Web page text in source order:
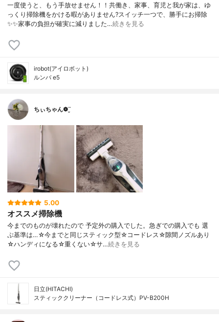
一度使うと、もう手放せません！！共働き、家事、育児と我が家は、ゆ
っくり掃除機をかける暇がありません?スイッチ一つで、勝手にお掃除
✨✨家事の負担が確実に減りました…続きを見る
irobot(アイロボット)
ルンバ e5
ちぃちゃん❁¨̮
5.00
オススメ掃除機
今までのものが壊れたので 予定外の購入でした。急ぎでの購入でも 選
ぶ基準は…☆今までと同じスティック型☆コードレス☆隙間ノズルあり
☆ハンディになる☆重くない☆サ…続きを見る
日立(HITACHI)
スティッククリーナー（コードレス式）PV-B200H